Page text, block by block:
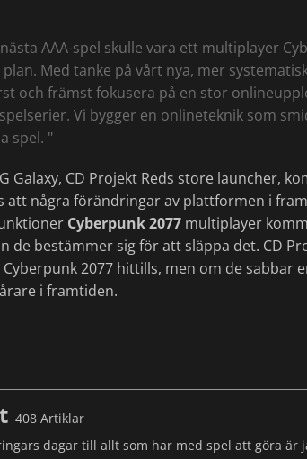
AAA-spel skulle vara ett multiplayer
Med tanke på vårt nya, mer
och främst fokusera på en stor
Vi bygger en onlineteknik som
spel. "
Galaxy, CD Projekt Reds store launcher,
att några förändringar av plattformen i
Cyberpunk 2077 multiplayer
bestämmer sig för att släppa det. CD
2077 hittills, men om de sabbar
i framtiden.
408 Artiklar
dagar till allt som har med spel att göra är